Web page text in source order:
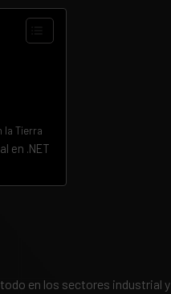
la Tierra
en .NET
en los sectores industrial y